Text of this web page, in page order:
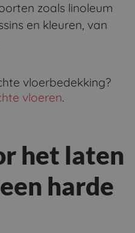
zoals linoleum
en kleuren, van
vloerbedekking?
vloeren.
het laten
harde